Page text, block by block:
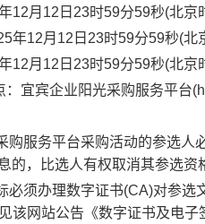
12月12日23时59分59秒(北京
年12月12日23时59分59秒(北
12月12日23时59分59秒(北京
宜宾企业阳光采购服务平台
购服务平台采购活动的参选
的，比选人有权取消其参选资
必须办理数字证书(CA)对参
该网站公告《数字证书及电子